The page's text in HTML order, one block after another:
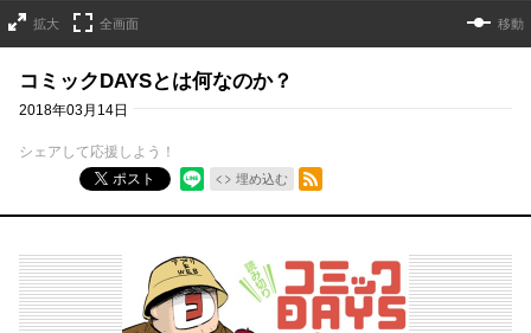
拡大 全画面 移動
コミックDAYSとは何なのか？
2018年03月14日
シェアして応援しよう！
ポスト
埋め込む
RSSフィード